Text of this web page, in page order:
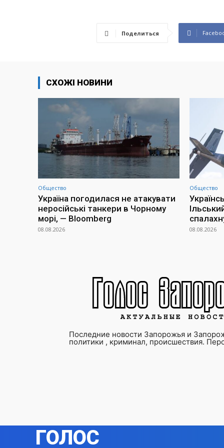
Поделиться
СХОЖІ НОВИНИ
Общество
Україна погодилася не атакувати
неросійські танкери в Чорному
морі, — Bloomberg
08.08.2026
Общество
08.08.2026
Последние новости Запорожья и
политики , криминал, происшествия.
ГОЛОС